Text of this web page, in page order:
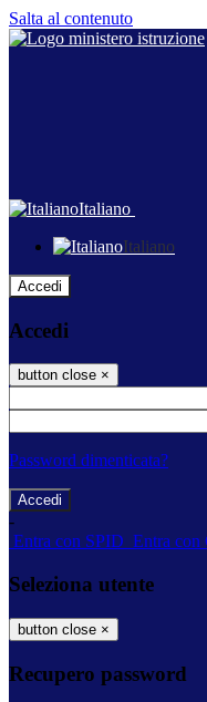
Salta al contenuto
Italiano
Italiano
Accedi
Accedi
button close ×
Password dimenticata?
-
Entra con SPID Entra con
Seleziona utente
button close ×
Recupero password